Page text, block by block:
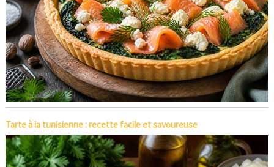
Tarte à la tunisienne : recette facile et savoureuse